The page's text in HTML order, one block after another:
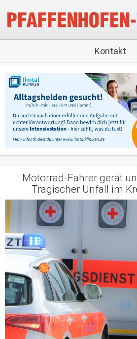
Kontakt
Motorrad-Fahrer gerät
Tragischer Unfall im